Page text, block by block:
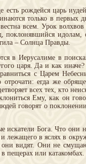
есть рождейся царь
только в первых
всем. Урок
поклонявшийся идолам,
– Солнца Правды.
в Иерусалиме в
царя. Да и как
с Царем
отрочати: егда же
всех тех, кто
Ему, как он
говорят о
искатели Бога. Что они
лежащего в яслях в
видят. Они не
пещерах или катакомбах.